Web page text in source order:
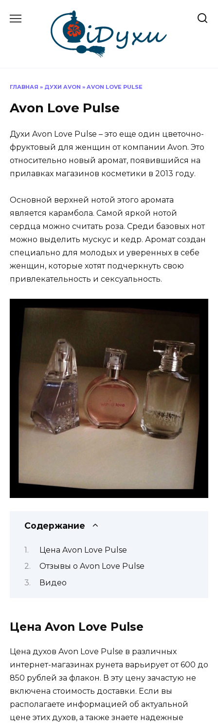
содержанию
ГЛАВНАЯ » ДУХИ AVON » AVON LOVE PULSE
Avon Love Pulse
Духи Avon Love Pulse – это еще один цветочно-
фруктовый для женщин от компании Avon. Это
относительно новый аромат, появившийся на
прилавках магазинов косметики в 2013 году.
Основной верхней нотой этого аромата
является карамбола. Самой яркой нотой
сердца можно считать роза. Среди базовых нот
можно выделить мускус и кедр. Аромат создан
специально для молодых и уверенных в себе
женщин, которые хотят подчеркнуть свою
привлекательность и сексуальность.
Содержание
Цена Avon Love Pulse
Отзывы о Avon Love Pulse
Видео
Цена Avon Love Pulse
Цена духов Avon Love Pulse в различных
интернет-магазинах рунета варьирует от 600 до
850 рублей за флакон. В эту цену зачастую не
включена стоимость доставки. Если вы
располагаете информацией об актуальной
цене этих духов, а также знаете надежные